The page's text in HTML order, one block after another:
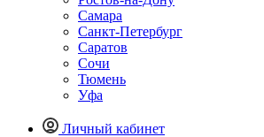
Самара
Санкт-Петербург
Саратов
Сочи
Тюмень
Уфа
Личный кабинет